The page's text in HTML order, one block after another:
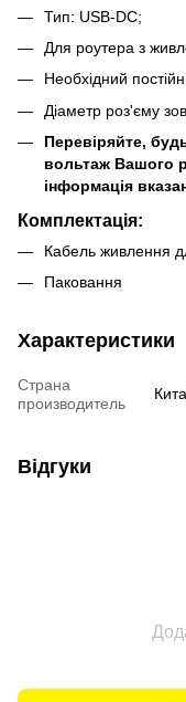
Тип: USB-DC;
Для роутера з
Необхідний
Діаметр роз'єму
Перевіряйте,
вольтаж Вашого
інформація
Комплектація:
Кабель живлення
Паковання
Характеристики
Страна
производитель
Відгуки